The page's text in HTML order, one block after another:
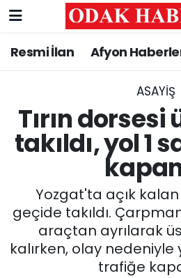
Resmi İlan Afyon
ASAYİŞ
Tırın
takıldı, yol 1
Yozgat'ta açık
geçide takıldı.
araçtan ayrılarak
kalırken, olay nedeniyle
trafiğe
AFYONKARAHİSAR
ASAYİŞ
SİYASET
EĞİTİM
Nöbetçi Eczaneler
Trafik Durumu
Süper Lig Puan
Tüm Manşetler
Son Dakika Haberleri
Haber Arşivi